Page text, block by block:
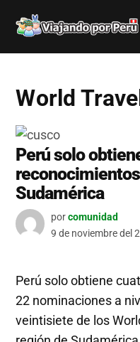
World
Perú solo
Sudamérica
porcomunidad
9 de noviembre del
Perú solo obtiene
22 nominaciones a
veintisiete de los